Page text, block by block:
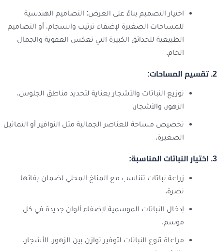
اختيار التصميم بناءً على الغرض: التصاميم الهندسية
للمساحات الصغيرة لإضفاء ترتيب وانسجام، أو التصاميم
الطبيعية للحدائق الكبيرة التي تعكس العفوية والجمال
الخام.
2. تقسيم المساحات:
توزيع النباتات والأشجار بعناية لتحديد مناطق الجلوس،
الزهور، والأشجار.
تخصيص مساحة للعناصر الجمالية مثل النوافير أو التماثيل
الصغيرة.
3. اختيار النباتات المناسبة:
زراعة نباتات تتناسب مع المناخ المحلي لضمان بقائها
نضرة.
إدخال النباتات الموسمية لإضفاء ألوان جديدة في كل
موسم.
مراعاة تنوع النباتات لتوفير توازن بين الزهور، الأشجار،